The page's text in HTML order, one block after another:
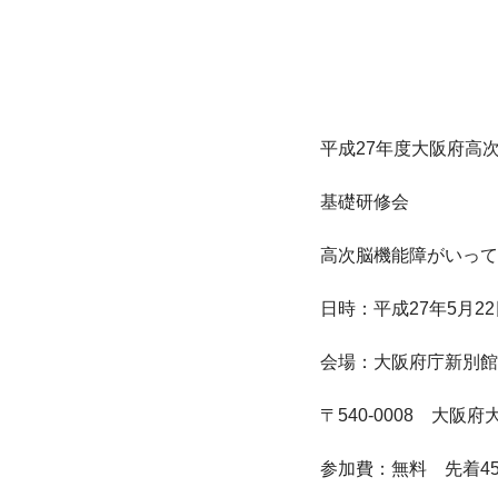
平成27年度大阪府高
基礎研修会
高次脳機能障がいっ
日時：平成27年5月
会場：大阪府庁新別
〒540-0008　大阪府
参加費：無料　先着